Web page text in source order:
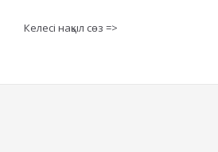
Келесі нақыл сөз =>